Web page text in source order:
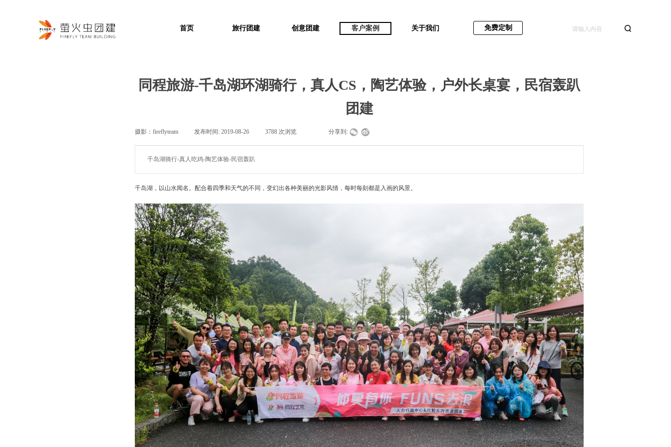
首页 旅行团建 创意团建 客户案例 关于我们 免费定制
同程旅游-千岛湖环湖骑行，真人CS，陶艺体验，户外长桌宴，民宿轰趴
团建
摄影： fireflyteam 发布时间: 2019-08-26 3788 次浏览 分享到:
千岛湖骑行-真人吃鸡-陶艺体验-民宿轰趴
千岛湖，以山水闻名。配合着四季和天气的不同，变幻出各种美丽的光影风情，每时每刻都是入画的风景。